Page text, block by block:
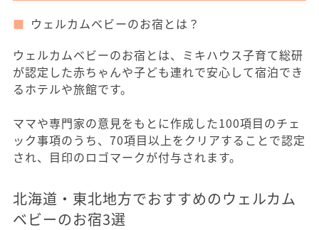
ウェルカムベビーのお宿とは？
ウェルカムベビーのお宿とは、ミキハウス子育て総研
が認定した赤ちゃんや子ども連れで安心して宿泊でき
るホテルや旅館です。
ママや専門家の意見をもとに作成した100項目のチェ
ック事項のうち、70項目以上をクリアすることで認定
され、目印のロゴマークが付与されます。
北海道・東北地方でおすすめのウェルカム
ベビーのお宿3選